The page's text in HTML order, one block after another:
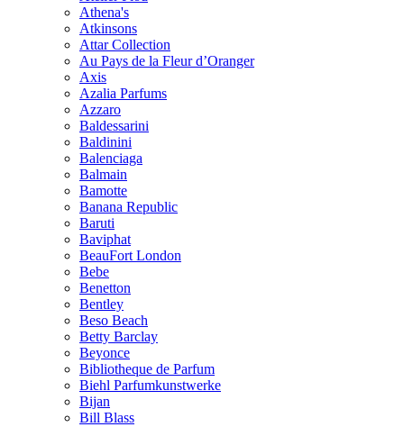
Athena's
Atkinsons
Attar Collection
Au Pays de la Fleur d’Oranger
Axis
Azalia Parfums
Azzaro
Baldessarini
Baldinini
Balenciaga
Balmain
Bamotte
Banana Republic
Baruti
Baviphat
BeauFort London
Bebe
Benetton
Bentley
Beso Beach
Betty Barclay
Beyonce
Bibliotheque de Parfum
Biehl Parfumkunstwerke
Bijan
Bill Blass